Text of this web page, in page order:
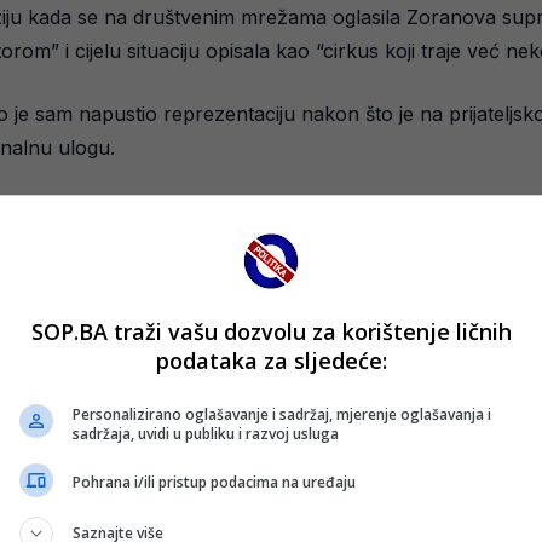
kada se na društvenim mrežama oglasila Zoranova
i cijelu situaciju opisala kao “cirkus koji traje već
je sam napustio reprezentaciju nakon što je na
ulogu.
bio kako smatraju da Zoran ne može pomoći ekipi, te
u ovoj situaciji zbog prezimena Dragić, aludirajući na
je da bi dugogodišnjim reprezentativcima trebalo
timu.
ponovi sebi – napisala je Dragićeva supruga,
SOP.BA traži vašu dozvolu za korištenje ličnih
podataka za sljedeće:
Personalizirano oglašavanje i sadržaj, mjerenje oglašavanja i
sadržaja, uvidi u publiku i razvoj usluga
Pohrana i/ili pristup podacima na uređaju
Saznajte više